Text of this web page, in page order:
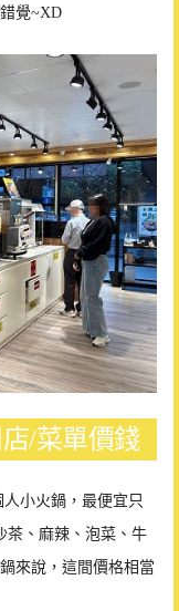
覺~XD
/菜單價錢
小火鍋，最便宜只
茶、麻辣、泡菜、牛
來說，這間價格相當